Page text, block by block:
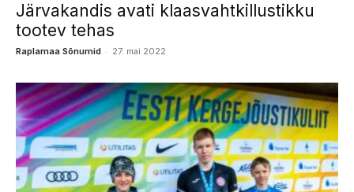
Järvakandis avati klaasvahtkillustikku
tootev tehas
Raplamaa Sõnumid - 27. mai 2022